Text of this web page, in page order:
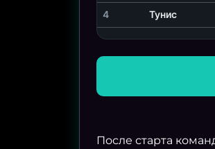
4 Тунис
После старта